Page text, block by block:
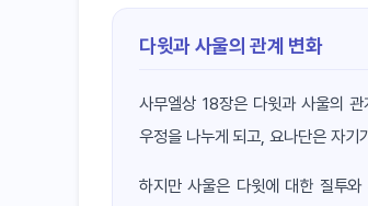
다윗과 사울의 관계 변화
사무엘상 18장은 다윗과 사울의
우정을 나누게 되고, 요나단은 자기
하지만 사울은 다윗에 대한 질투